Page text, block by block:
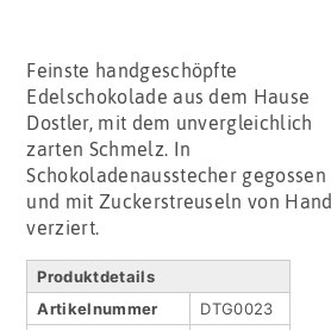
Feinste handgeschöpfte
Edelschokolade aus dem Hause
Dostler, mit dem unvergleichlich
zarten Schmelz. In
Schokoladenausstecher gegossen
und mit Zuckerstreuseln von Hand
verziert.
Produktdetails
Artikel­nummer
DTG0023